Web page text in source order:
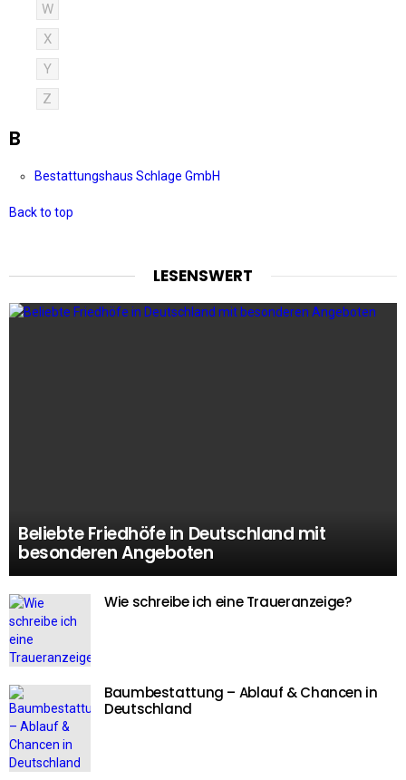
W
X
Y
Z
B
Bestattungshaus Schlage GmbH
Back to top
LESENSWERT
Beliebte Friedhöfe in Deutschland mit
besonderen Angeboten
Wie schreibe ich eine Traueranzeige?
Baumbestattung – Ablauf & Chancen in
Deutschland